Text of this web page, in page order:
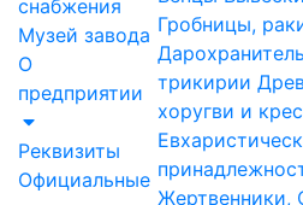
снабжения
Музей завода
О
предприятии
Реквизиты
Официальные
Гробницы,
трикирии
хоругви и
Жертвенники,